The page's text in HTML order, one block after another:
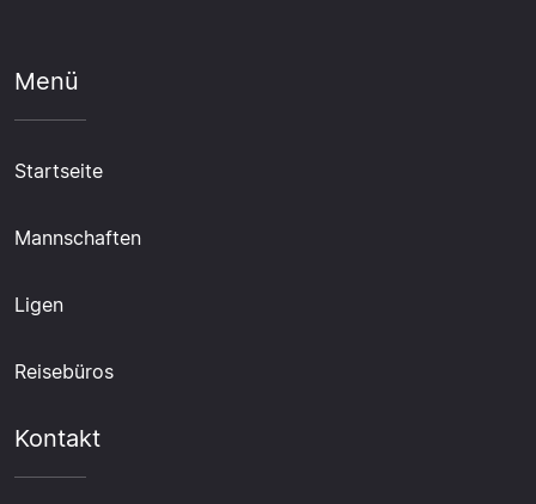
Menü
Startseite
Mannschaften
Ligen
Reisebüros
Kontakt